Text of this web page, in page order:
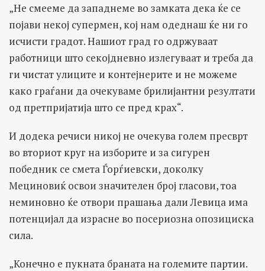
„Не смееме да западнеме во замката дека ќе се
појави некој супермен, кој нам одеднаш ќе ни го
исчисти градот. Нашиот град го одржуваат
работници што секојдневно излегуваат и треба да
ги чистат улиците и контејнерите и не можеме
како граѓани да очекуваме брилијантни резултати
од претпријатија што се пред крах“.
И додека речиси никој не очекува голем пресврт
во вториот круг на изборите и за сигурен
победник се смета Ѓорѓиевски, доколку
Мециновиќ освои значителен број гласови, тоа
неминовно ќе отвори прашања дали Левица има
потенцијал да израсне во посериозна опозициска
сила.
„Конечно е пукната браната на големите партии.